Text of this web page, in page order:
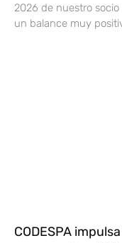
2026 de nuestro
un balance muy
CODESPA